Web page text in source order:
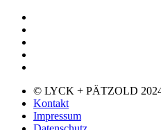
© LYCK + PÄTZOLD
Kontakt
Impressum